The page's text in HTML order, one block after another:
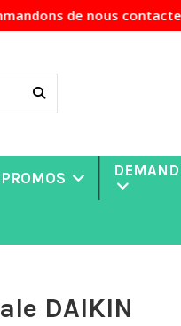
contacter par
PROMOS
DAIKIN